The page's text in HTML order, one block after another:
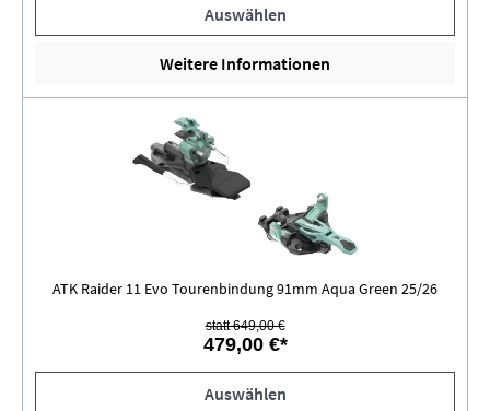
Auswählen
Weitere Informationen
ATK Raider 11 Evo Tourenbindung 91mm Aqua Green 25/26
statt 649,00 €
479,00 €*
Auswählen